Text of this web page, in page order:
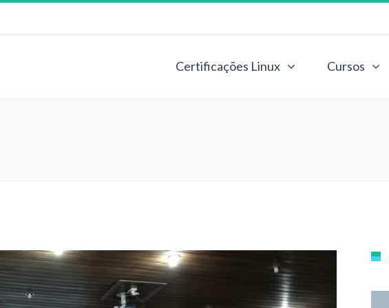
Certificações Linux Cursos